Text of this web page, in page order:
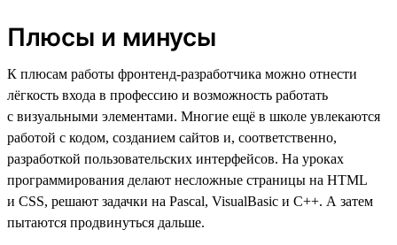
Плюсы и минусы
К плюсам работы фронтенд-разработчика можно отнести
лёгкость входа в профессию и возможность работать
с визуальными элементами. Многие ещё в школе увлекаются
работой с кодом, созданием сайтов и, соответственно,
разработкой пользовательских интерфейсов. На уроках
программирования делают несложные страницы на HTML
и CSS, решают задачки на Pascal, VisualBasic и C++. А затем
пытаются продвинуться дальше.